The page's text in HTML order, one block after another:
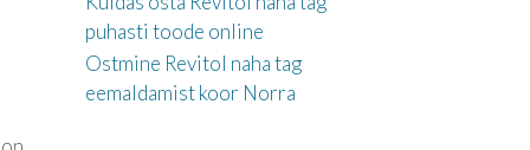
puhasti toode online
Ostmine Revitol naha tag
eemaldamist koor Norra